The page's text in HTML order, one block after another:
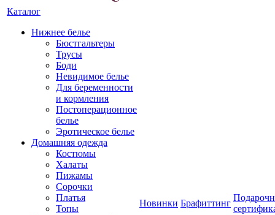
Каталог
Нижнее белье
Бюстгальтеры
Трусы
Боди
Невидимое белье
Для беременности
и кормления
Постоперационное
белье
Эротическое белье
Домашняя одежда
Костюмы
Халаты
Пижамы
Сорочки
Платья
Топы
Новинки Брафиттинг